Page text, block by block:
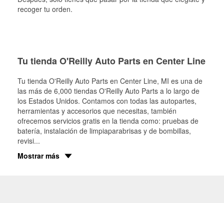
recoger tu orden.
Tu tienda O'Reilly Auto Parts en Center Line
Tu tienda O'Reilly Auto Parts en Center Line, MI es una de
las más de 6,000 tiendas O'Reilly Auto Parts a lo largo de
los Estados Unidos. Contamos con todas las autopartes,
herramientas y accesorios que necesitas, también
ofrecemos servicios gratis en la tienda como: pruebas de
batería, instalación de limpiaparabrisas y de bombillas,
revisi...
Mostrar más